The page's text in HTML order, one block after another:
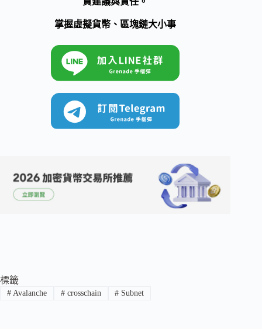
掌握虛擬貨幣、區塊鏈大小事
標籤
#Avalanche #crosschain # Subnet